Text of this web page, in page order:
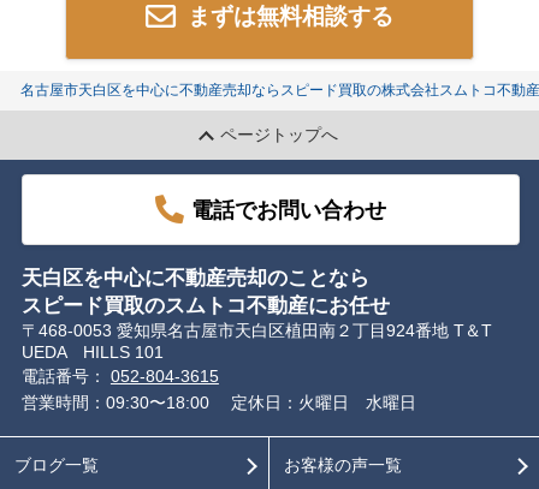
まずは無料相談する
名古屋市天白区を中心に不動産売却ならスピード買取の株式会社スムトコ不動
ページトップへ
電話でお問い合わせ
天白区を中心に不動産売却のことなら
スピード買取のスムトコ不動産にお任せ
〒468-0053 愛知県名古屋市天白区植田南２丁目924番地 T＆T
UEDA HILLS 101
電話番号： 052-804-3615
営業時間：09:30〜18:00
定休日：火曜日 水曜日
ブログ一覧 お客様の声一覧